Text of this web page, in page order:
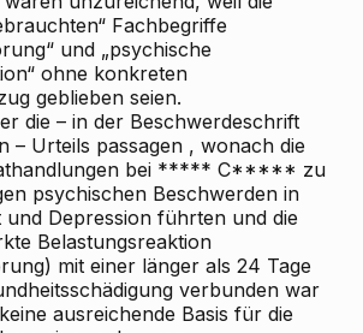
Fachbegriffe
und „psychische
ohne konkreten
geblieben seien.
die – in der Beschwerdeschrift
– Urteils passagen , wonach die
bei ***** C***** zu
psychischen Beschwerden in
Depression führten und die
Belastungsreaktion
mit einer länger als 24 Tage
verbunden war
ausreichende Basis für die